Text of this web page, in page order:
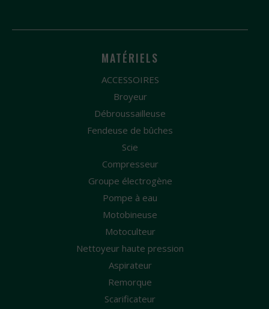
MATÉRIELS
ACCESSOIRES
Broyeur
Débroussailleuse
Fendeuse de bûches
Scie
Compresseur
Groupe électrogène
Pompe à eau
Motobineuse
Motoculteur
Nettoyeur haute pression
Aspirateur
Remorque
Scarificateur